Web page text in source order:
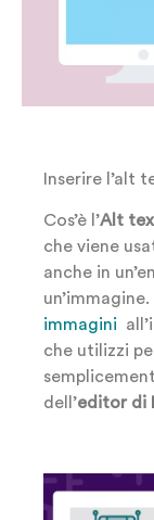
Inserire l’alt
Cos’è l’Alt
che viene
anche in
immagini
che utilizzi
dell’editor di